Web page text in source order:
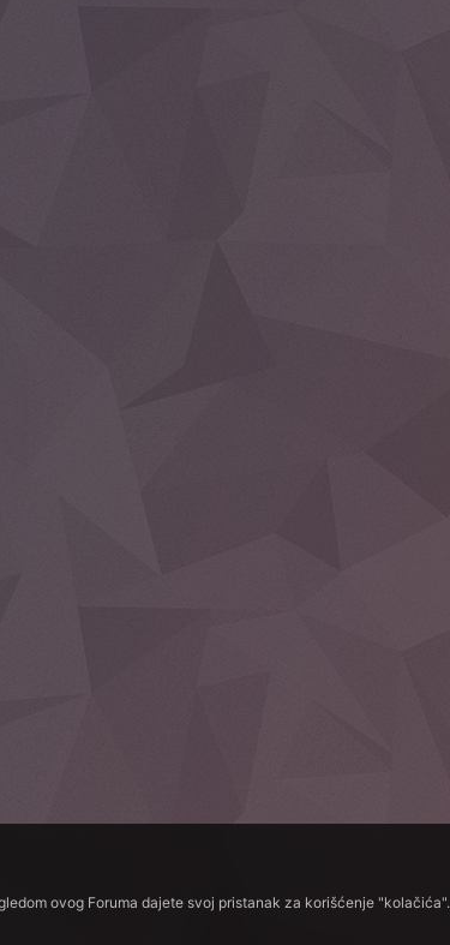
ovog Foruma dajete svoj pristanak za korišćenje "kolačića".